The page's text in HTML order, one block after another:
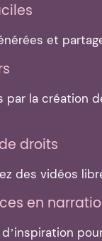
et
la création
droits
des vidéos
en